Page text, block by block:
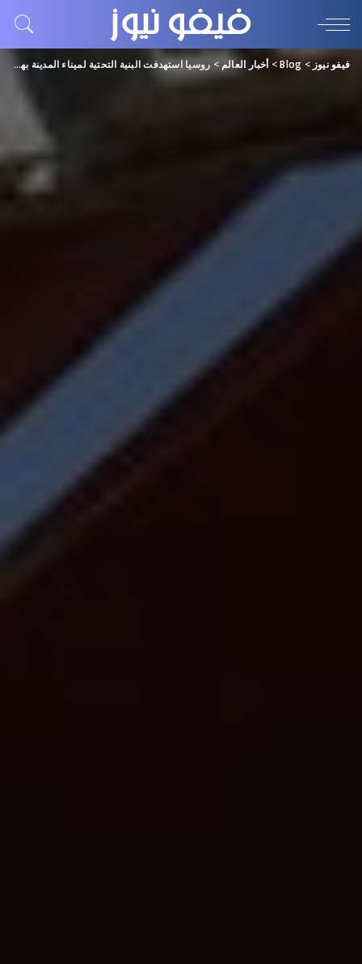
فيفو نيوز >
Blog
>أخبار العالم > روسيا استهدفت البنية التحتية لميناء المدينة بهجمات صاروخية ليلية